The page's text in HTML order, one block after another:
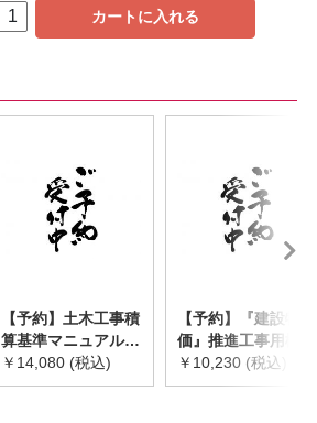
カートに入れる
【予約】土木工事積
算基準マニュアル
令和8年度版
※2026年8月下旬発
￥14,080 (税込)
【予約】『建設物
価』推進工事用機械
器具等基礎価格表
2026年度版
￥10,230 (税込)